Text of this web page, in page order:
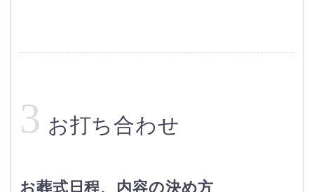
3 お打ち合わせ
お葬式日程、内容の決め方